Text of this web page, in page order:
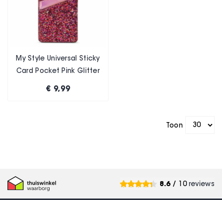
My Style Universal Sticky
Card Pocket Pink Glitter
€ 9,99
Toon
8.6/ 10 reviews